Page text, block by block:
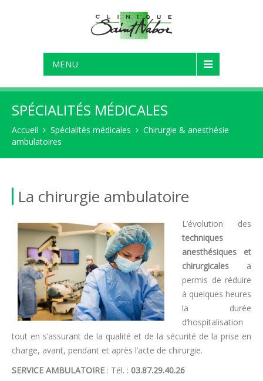
MENU
SPÉCIALITÉS MÉDICALES
Accueil Spécialités médicales
Chirurgie & anesthésie
ambulatoires
La chirurgie ambulatoire
L’évolution des
techniques
anesthésiques et
chirurgicales a
permis de réduire
à quelques heures
la durée
d’hospitalisation
tout en s’assurant de la qualité et de la sécurité de la prise en
charge, avant, pendant et après l’acte de chirurgie.
SERVICE AMBULATOIRE : Tél. : 03.87.29.40.26